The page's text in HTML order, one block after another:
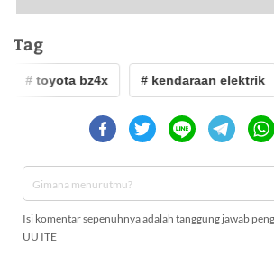
Tag
# toyota bz4x # kendaraan elektrik
Isi komentar sepenuhnya adalah tanggung jawab
UU ITE